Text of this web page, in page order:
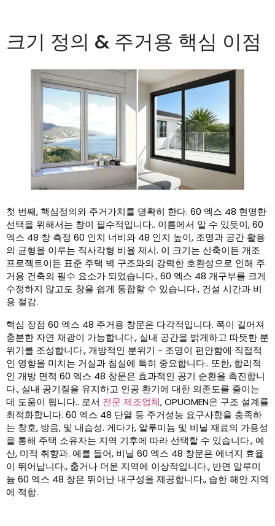
크기 정의 & 주거용 핵심 이점
첫 번째, 핵심정의와 주거가치를 명확히 한다. 60 엑스 48 현명한
선택을 위해서는 창이 필수적입니다.. 이름에서 알 수 있듯이, 60
엑스 48 창 측정 60 인치 너비와 48 인치 높이, 조명과 공간 활용
의 균형을 이루는 직사각형 비율 제시. 이 크기는 신축이든 개조
프로젝트이든 표준 주택 벽 구조와의 강력한 호환성으로 인해 주
거용 건축의 필수 요소가 되었습니다., 60 엑스 48 개구부를 크게
수정하지 않고도 창을 쉽게 통합할 수 있습니다., 건설 시간과 비
용 절감.
핵심 장점 60 엑스 48 주거용 창문은 다각적입니다. 폭이 길어져
충분한 자연 채광이 가능합니다., 실내 공간을 밝게하고 따뜻한 분
위기를 조성합니다., 개방적인 분위기 - 조명이 편안함에 직접적
인 영향을 미치는 거실과 침실에 특히 중요합니다.. 또한, 합리적
인 개방 면적 60 엑스 48 창문은 효과적인 공기 순환을 촉진합니
다., 실내 공기질을 유지하고 인공 환기에 대한 의존도를 줄이는
데 도움이 됩니다.. 로서 전문 제조업체, OPUOMEN은 구조 설계를
최적화합니다. 60 엑스 48 단열 등 주거성능 요구사항을 충족하
는 창호, 방음, 및 내습성. 게다가, 알루미늄 및 비닐 재료의 가용성
을 통해 주택 소유자는 지역 기후에 따라 선택할 수 있습니다., 예
산, 미적 취향과. 예를 들어, 비닐 60 엑스 48 창문은 에너지 효율
이 뛰어납니다., 춥거나 더운 지역에 이상적입니다., 반면 알루미
늄 60 엑스 48 창은 뛰어난 내구성을 제공합니다., 습한 해안 지역
에 적합.